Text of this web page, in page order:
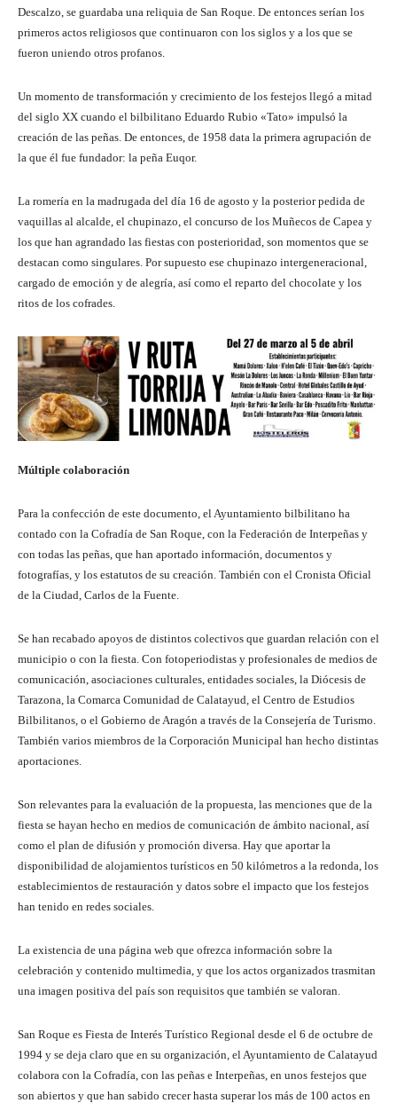
Descalzo, se guardaba una reliquia de San Roque. De entonces serían los
primeros actos religiosos que continuaron con los siglos y a los que se
fueron uniendo otros profanos.
Un momento de transformación y crecimiento de los festejos llegó a mitad
del siglo XX cuando el bilbilitano Eduardo Rubio «Tato» impulsó la
creación de las peñas. De entonces, de 1958 data la primera agrupación de
la que él fue fundador: la peña Euqor.
La romería en la madrugada del día 16 de agosto y la posterior pedida de
vaquillas al alcalde, el chupinazo, el concurso de los Muñecos de Capea y
los que han agrandado las fiestas con posterioridad, son momentos que se
destacan como singulares. Por supuesto ese chupinazo intergeneracional,
cargado de emoción y de alegría, así como el reparto del chocolate y los
ritos de los cofrades.
Múltiple colaboración
Para la confección de este documento, el Ayuntamiento bilbilitano ha
contado con la Cofradía de San Roque, con la Federación de Interpeñas y
con todas las peñas, que han aportado información, documentos y
fotografías, y los estatutos de su creación. También con el Cronista Oficial
de la Ciudad, Carlos de la Fuente.
Se han recabado apoyos de distintos colectivos que guardan relación con el
municipio o con la fiesta. Con fotoperiodistas y profesionales de medios de
comunicación, asociaciones culturales, entidades sociales, la Diócesis de
Tarazona, la Comarca Comunidad de Calatayud, el Centro de Estudios
Bilbilitanos, o el Gobierno de Aragón a través de la Consejería de Turismo.
También varios miembros de la Corporación Municipal han hecho distintas
aportaciones.
Son relevantes para la evaluación de la propuesta, las menciones que de la
fiesta se hayan hecho en medios de comunicación de ámbito nacional, así
como el plan de difusión y promoción diversa. Hay que aportar la
disponibilidad de alojamientos turísticos en 50 kilómetros a la redonda, los
establecimientos de restauración y datos sobre el impacto que los festejos
han tenido en redes sociales.
La existencia de una página web que ofrezca información sobre la
celebración y contenido multimedia, y que los actos organizados trasmitan
una imagen positiva del país son requisitos que también se valoran.
San Roque es Fiesta de Interés Turístico Regional desde el 6 de octubre de
1994 y se deja claro que en su organización, el Ayuntamiento de Calatayud
colabora con la Cofradía, con las peñas e Interpeñas, en unos festejos que
son abiertos y que han sabido crecer hasta superar los más de 100 actos en